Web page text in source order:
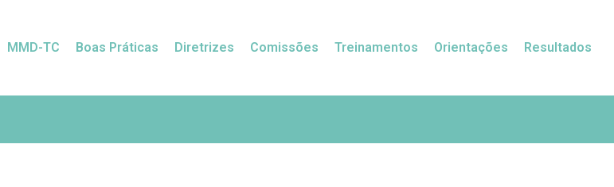
MMD-TC Boas Práticas Diretrizes Comissões Treinamentos Orientações Resultados